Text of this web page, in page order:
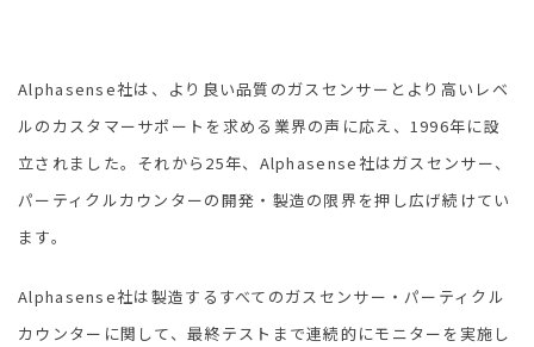
オプトテック株式会社
〒300-1236 茨城県牛久市田宮町596-32
TEL: 029-875-4710 FAX:029-875-4720
Alphasense社は、より良い品質のガスセンサーとより高いレベ
ルのカスタマーサポートを求める業界の声に応え、1996年に設
立されました。それから25年、Alphasense社はガスセンサー、
パーティクルカウンターの開発・製造の限界を押し広げ続けてい
ます。
Alphasense社は製造するすべてのガスセンサー・パーティクル
カウンターに関して、最終テストまで連続的にモニターを実施し